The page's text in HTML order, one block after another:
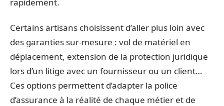
Certains artisans choisissent d’aller plus loin avec
des garanties sur-mesure : vol de matériel en
déplacement, extension de la protection juridique
lors d’un litige avec un fournisseur ou un client…
Ces options permettent d’adapter la police
d’assurance à la réalité de chaque métier et de